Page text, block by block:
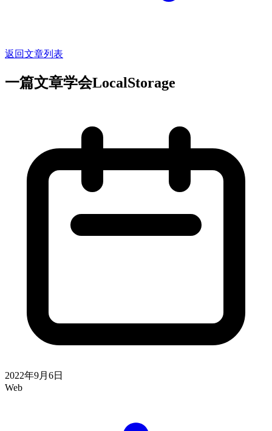
返回文章列表
一篇文章学会LocalStorage
2022年9月6日
Web